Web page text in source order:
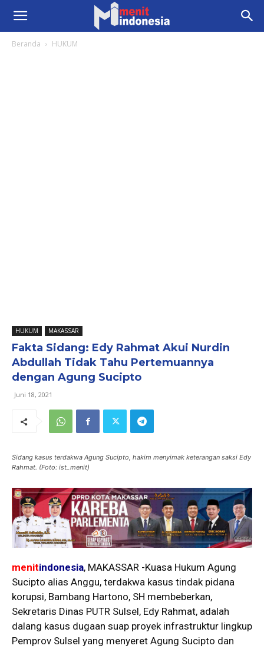
Beranda HUKUM
HUKUM MAKASSAR
Fakta Sidang: Edy Rahmat Akui Nurdin
Abdullah Tidak Tahu Pertemuannya
dengan Agung Sucipto
Juni 18, 2021
Sidang kasus terdakwa Agung Sucipto, hakim menyimak keterangan saksi Edy
Rahmat. (Foto: ist_menit)
menitindonesia, MAKASSAR -Kuasa Hukum Agung
Sucipto alias Anggu, terdakwa kasus tindak pidana
korupsi, Bambang Hartono, SH membeberkan,
Sekretaris Dinas PUTR Sulsel, Edy Rahmat, adalah
dalang kasus dugaan suap proyek infrastruktur lingkup
Pemprov Sulsel yang menyeret Agung Sucipto dan